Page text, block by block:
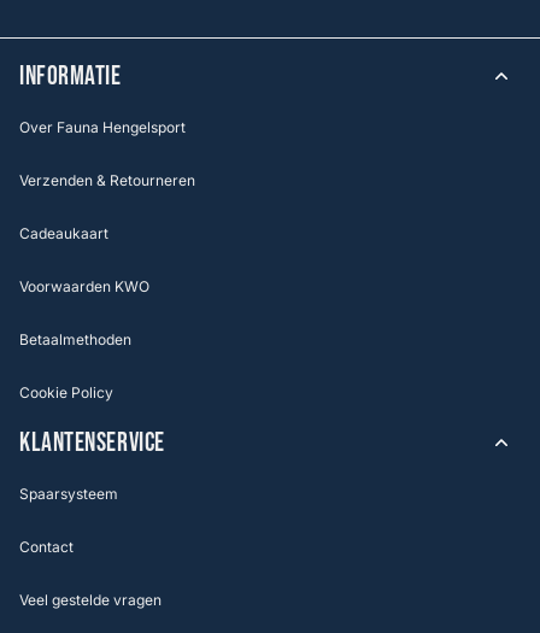
INFORMATIE
Over Fauna Hengelsport
Verzenden & Retourneren
Cadeaukaart
Voorwaarden KWO
Betaalmethoden
Cookie Policy
KLANTENSERVICE
Spaarsysteem
Contact
Veel gestelde vragen